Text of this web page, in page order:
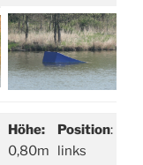
Höhe:
0,80m
Position:
links